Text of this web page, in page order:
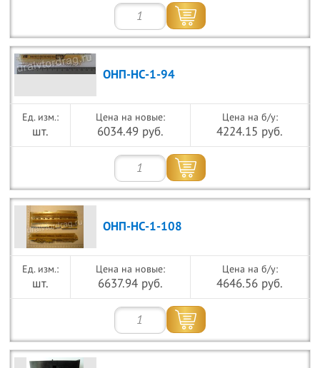
ОНП-НС-1-94
шт.
Цена на новые:
6034.49 руб.
Цена на б/у:
4224.15 руб.
ОНП-НС-1-108
шт.
Цена на новые:
6637.94 руб.
Цена на б/у:
4646.56 руб.